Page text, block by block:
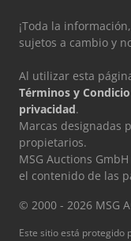
¡Toda la
sujetos a cambio y
Al utilizar esta
Términos y
privacidad.
Marcas designadas
propietarios.
MSG Auctions
el contenido de las
© 2000 - 2026 MSG
Este sitio está protegido